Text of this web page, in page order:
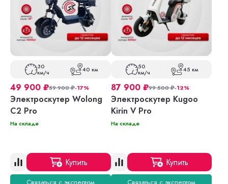
30
км/ч 40 км
49 900 ₽59 900₽-17%
Электроскутер Wolong
C2 Pro
На складе
Купить
50
км/ч 45 км
87 900 ₽99 500₽-12%
Электроскутер Kugoo
Kirin V Pro
На складе
Купить